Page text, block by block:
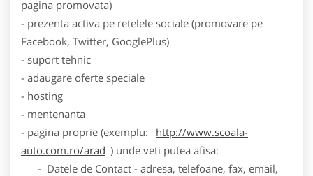
pagina promovata)
- prezenta activa pe retelele sociale (promovare pe
Facebook, Twitter, GooglePlus)
- suport tehnic
- adaugare oferte speciale
- hosting
- mentenanta
- pagina proprie (exemplu:
http://www.scoala-
auto.com.ro/arad ) unde veti putea afisa:
- Datele de Contact - adresa, telefoane, fax, email,